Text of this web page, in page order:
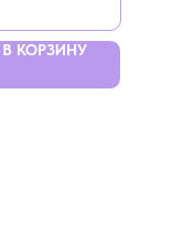
В КОРЗИНУ